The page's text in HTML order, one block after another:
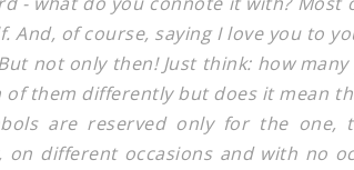
And, of course, saying I love you to
not only then! Just think: how
of them differently but does it mean
are reserved only for the one,
on different occasions and with no